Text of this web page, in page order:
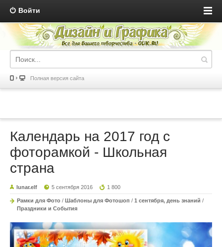
Войти
Полная версия сайта
Календарь на 2017 год с
фоторамкой - Школьная
страна
lunar.elf 5 сентября 2016 1 800
Рамки для Фото / Шаблоны для Фотошоп / 1 сентября, день знаний /
Праздники и События